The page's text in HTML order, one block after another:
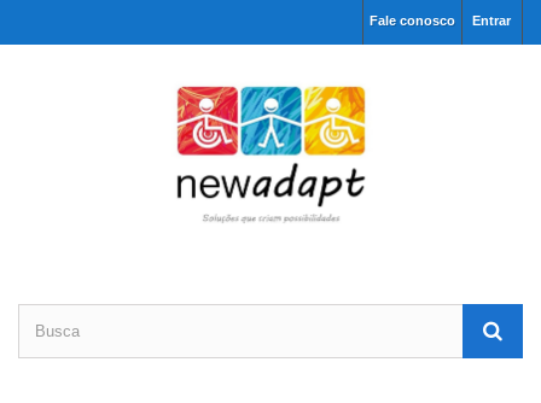
Entrar
Fale conosco